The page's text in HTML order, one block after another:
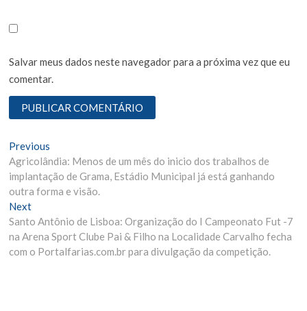
Salvar meus dados neste navegador para a próxima vez que eu
comentar.
N
a
v
e
g
a
Previous
r
e
v
o
u
s
Agricolândia: Menos de um mês do inicio dos trabalhos de
implantação de Grama, Estádio Municipal já está ganhando
outra forma e visão.
Next
e
x
t
Santo Antônio de Lisboa: Organização do I Campeonato Fut -7
na Arena Sport Clube Pai & Filho na Localidade Carvalho fecha
com o Portalfarias.com.br para divulgação da competição.